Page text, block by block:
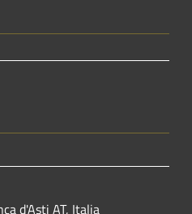
d'Asti AT, Italia